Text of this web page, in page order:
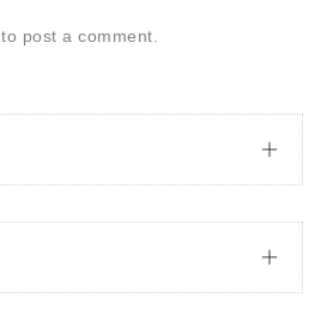
to post a comment.